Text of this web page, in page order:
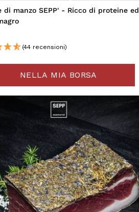
di manzo SEPP' - Ricco di proteine ed
(44 recensioni)
NELLA MIA BORSA